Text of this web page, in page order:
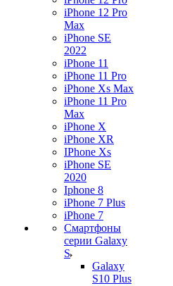
iPhone 12 Pro
Max
iPhone SE
2022
iPhone 11
iPhone 11 Pro
iPhone Xs Max
iPhone 11 Pro
Max
iPhone X
iPhone XR
IPhone Xs
iPhone SE
2020
Iphone 8
iPhone 7 Plus
iPhone 7
Смартфоны
серии Galaxy
S
Galaxy
S10 Plus